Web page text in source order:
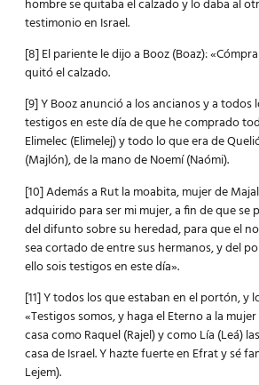
hombre se quitaba el calzado y lo daba al
testimonio en Israel.
[8] El pariente le dijo a Booz (Boaz):
quitó el calzado.
[9] Y Booz anunció a los ancianos y a todos
testigos en este día de que he comprado
Elimelec (Elimelej) y todo lo que era de
(Majlón), de la mano de Noemí (Naómi).
[10] Además a Rut la moabita, mujer de
adquirido para ser mi mujer, a fin de que se
del difunto sobre su heredad, para que el
sea cortado de entre sus hermanos, y del
ello sois testigos en este día».
[11] Y todos los que estaban en el portón, y
«Testigos somos, y haga el Eterno a la
casa como Raquel (Rajel) y como Lía (Leá)
casa de Israel. Y hazte fuerte en Efrat y sé
Lejem).